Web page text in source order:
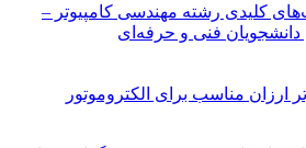
کلیدی رشته مهندسی کامپیوتر –
فنی و حرفه‌ای
ارزان مناسب برای الکتروموتور